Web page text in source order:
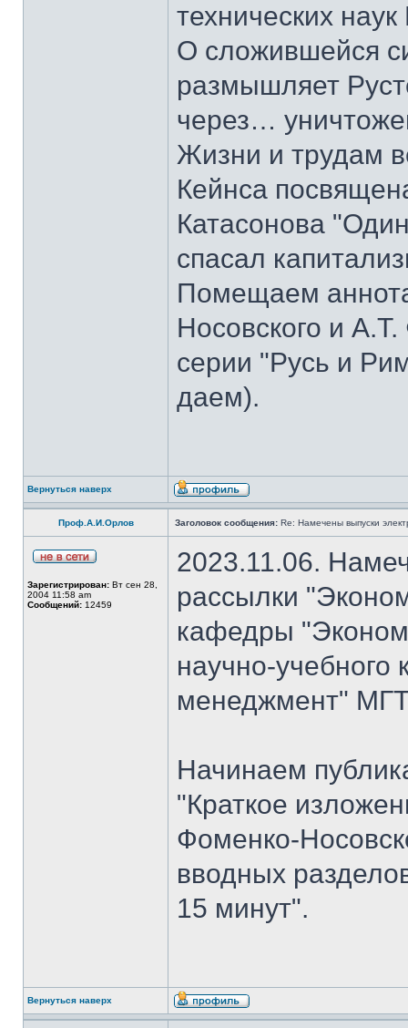
технических
О сложившейся
размышляет
через…
Жизни и трудам
Кейнса
Катасонова
спасал
Помещаем
Носовского и
серии "Русь и
даем).
Вернуться наверх
Проф.А.И.Орлов Заголовок сообщения: Re: Намечены выпуски
Зарегистрирован: Вт сен 28,
2004 11:58 am
Сообщений: 12459
2023.11.06.
рассылки
кафедры
научно-
менеджмент"
Начинаем
"Краткое
Фоменко-
вводных
15 минут".
Вернуться наверх